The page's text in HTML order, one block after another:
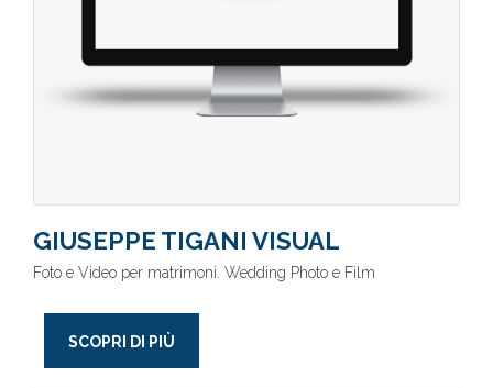
GIUSEPPE TIGANI VISUAL
Foto e Video per matrimoni. Wedding Photo e Film
SCOPRI DI PIÙ